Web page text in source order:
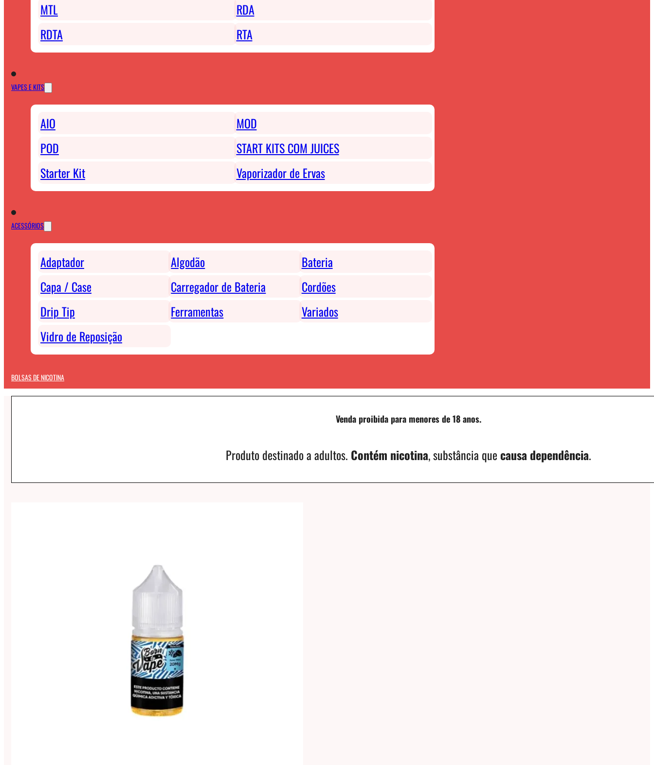
MTL
RDA
RDTA
RTA
VAPES E KITS
AIO
MOD
POD
START KITS COM JUICES
Starter Kit
Vaporizador de Ervas
ACESSÓRIOS
Adaptador Algodão
Bateria
Capa / Case
Carregador de Bateria
Cordões
Drip Tip
Ferramentas
Variados
Vidro de Reposição
BOLSAS DE NICOTINA
Venda proibida para menores de 18 anos.
Produto destinado a adultos. Contém nicotina, substância que causa dependência.